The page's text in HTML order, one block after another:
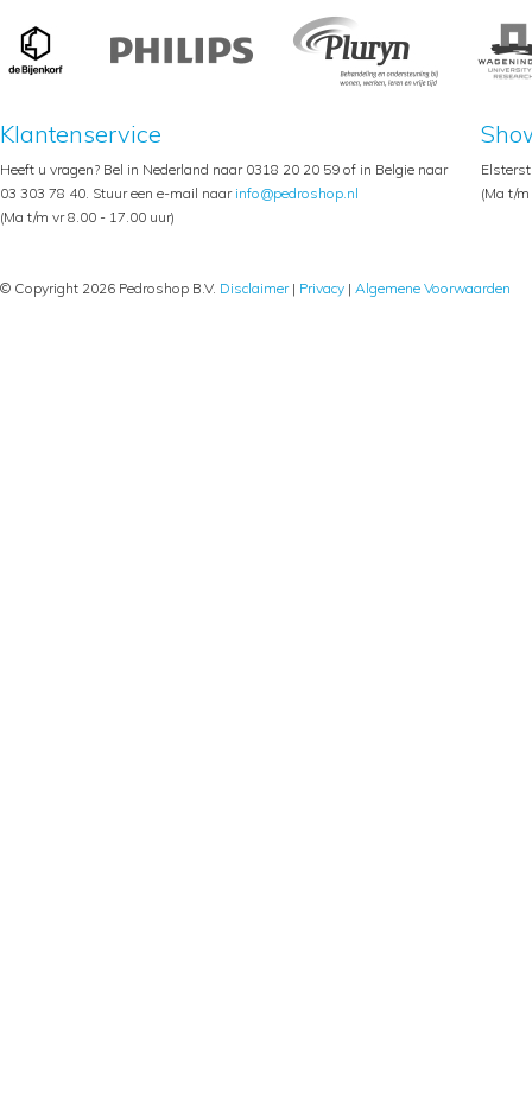
Klantenservice
Heeft u vragen? Bel in Nederland naar 0318 20 20 59 of in Belgie naar
03 303 78 40. Stuur een e-mail naar info@pedroshop.nl
(Ma t/m vr 8.00 - 17.00 uur)
(Ma t/
© Copyright 2026 Pedroshop B.V. Disclaimer| Privacy | Algemene Voorwaarden